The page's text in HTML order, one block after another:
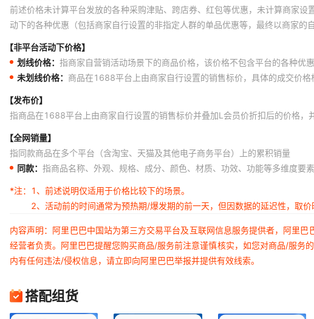
前述价格未计算平台发放的各种采购津贴、跨店券、红包等优惠，未计算商家
动下的各种优惠（包括商家自行设置的非指定人群的单品优惠等，最终以商家
【非平台活动下价格】
划线价格： 指商家自营销活动场景下的商品价格，该价格不包含平台的各种优
未划线价格： 商品在1688平台上由商家自行设置的销售标价，具体的成交价
【发布价】
指商品在1688平台上由商家自行设置的销售标价并叠加L会员价折扣后的价格，
【全网销量】
指同款商品在多个平台（含淘宝、天猫及其他电子商务平台）上的累积销量
同款： 指商品名称、外观、规格、成分、颜色、材质、功效、功能等多维度要
*注：
1、前述说明仅适用于价格比较下的场景。
2、活动前的时间通常为预热期/爆发期的前一天，但因数据的延迟性，取
内容声明：阿里巴巴中国站为第三方交易平台及互联网信息服务提供者，阿里
经营者负责。阿里巴巴提醒您购买商品/服务前注意谨慎核实，如您对商品/服务
内有任何违法/侵权信息，请立即向阿里巴巴举报并提供有效线索。
搭配组货